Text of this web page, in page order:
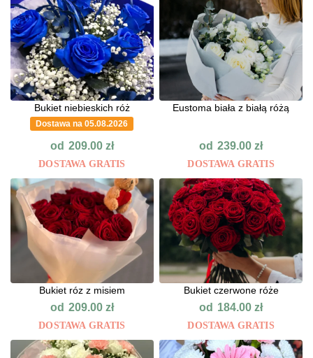
Bukiet niebieskich róż
Dostawa na 05.08.2026
od 209.00 zł
DOSTAWA GRATIS
Eustoma biała z białą różą
od 239.00zł
DOSTAWA GRATIS
Bukiet róz z misiem
od 209.00 zł
DOSTAWA GRATIS
Bukiet czerwone róże
od 184.00zł
DOSTAWA GRATIS